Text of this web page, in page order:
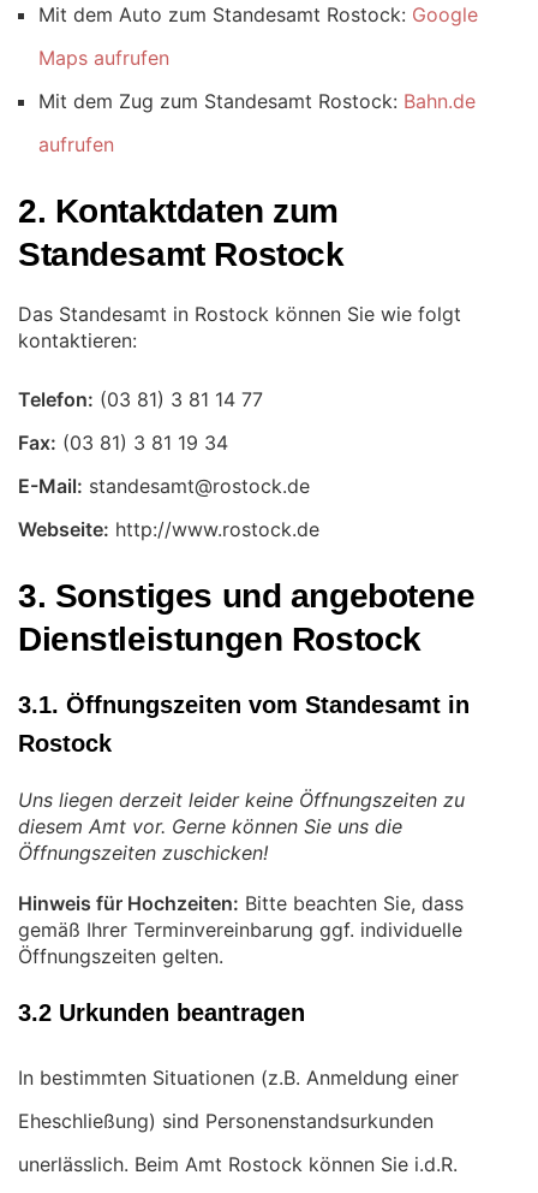
Mit dem Auto zum Standesamt Rostock: Google
Maps aufrufen
Mit dem Zug zum Standesamt Rostock: Bahn.de
aufrufen
2. Kontaktdaten zum
Standesamt Rostock
Das Standesamt in Rostock können Sie wie folgt
kontaktieren:
Telefon:
Fax:
E-Mail:
Webseite: http://www.rostock.de
3. Sonstiges und angebotene
Dienstleistungen Rostock
3.1. Öffnungszeiten vom Standesamt in
Rostock
Uns liegen derzeit leider keine Öffnungszeiten zu
diesem Amt vor. Gerne können Sie uns die
Öffnungszeiten zuschicken!
Hinweis für Hochzeiten: Bitte beachten Sie, dass
gemäß Ihrer Terminvereinbarung ggf. individuelle
Öffnungszeiten gelten.
3.2 Urkunden beantragen
In bestimmten Situationen (z.B. Anmeldung einer
Eheschließung) sind Personenstandsurkunden
unerlässlich. Beim Amt Rostock können Sie i.d.R.